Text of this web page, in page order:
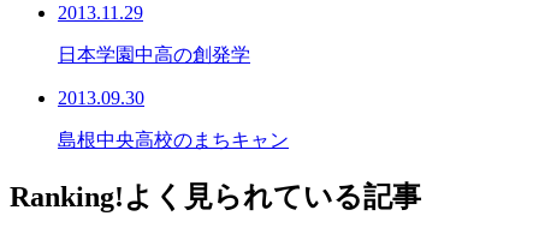
2013.11.29
日本学園中高の創発学
2013.09.30
島根中央高校のまちキャン
Ranking!よく見られている記事